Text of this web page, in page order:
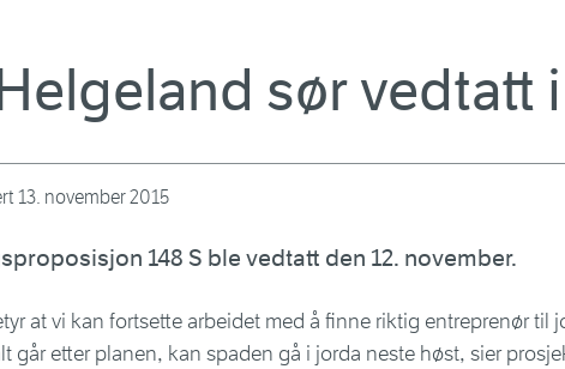
sør vedtatt
13. november 2015
148 S ble vedtatt den 12. november.
at vi kan fortsette arbeidet med å finne riktig entreprenør til
går etter planen, kan spaden gå i jorda neste høst, sier